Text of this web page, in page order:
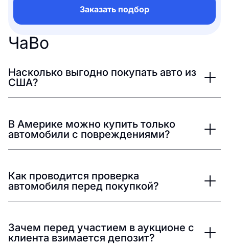
Заказать подбор
ЧаВо
Насколько выгодно покупать авто из
США?
В Америке можно купить только
автомобили с повреждениями?
Как проводится проверка
автомобиля перед покупкой?
Зачем перед участием в аукционе с
клиента взимается депозит?